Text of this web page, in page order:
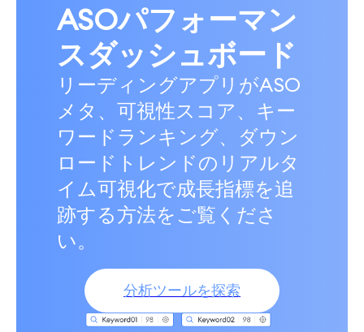
ASOパフォーマン
スダッシュボード
リーディングアプリがASO
メタ、可視性スコア、キー
ワードランキング、ダウン
ロードトレンドのリアルタ
イム可視化で成長指標を追
跡する方法をご覧くださ
い。
分析ツールを探索